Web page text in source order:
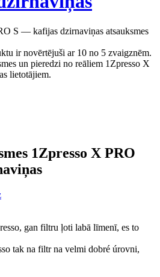
S — kafijas dzirnaviņas atsauksmes
ir novērtējuši ar 10 no 5 zvaigznēm.
un pieredzi no reāliem 1Zpresso X
lietotājiem.
1Zpresso X PRO
gan filtru ļoti labā līmenī, es to
tak na filtr na velmi dobré úrovni,